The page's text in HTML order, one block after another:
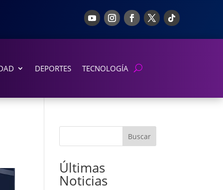
DEPORTES TECNOLOGÍA
Buscar
Últimas
Noticias